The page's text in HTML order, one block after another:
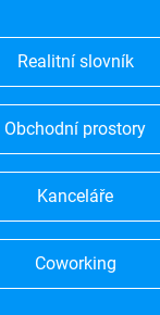
Realitní slovník
Obchodní prostory
Kanceláře
Coworking